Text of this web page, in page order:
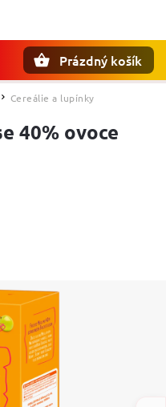
Prázdný košík
/ Cereálie a lupínky
40% ovoce